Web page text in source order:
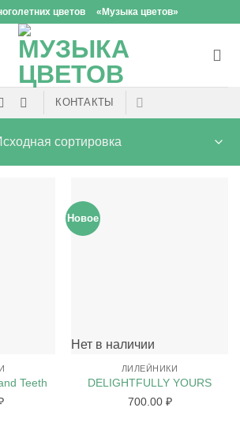
цветов «Музыка цветов»
КОНТАКТЫ
Teeth
Новое
Нет в наличии
ЛИЛЕЙНИКИ
DELIGHTFULLY YOURS
700.00 ₽